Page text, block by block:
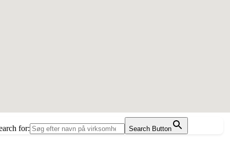
for: Search Button